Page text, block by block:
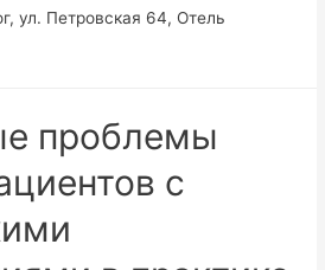
ул. Петровская 64, Отель
проблемы
с